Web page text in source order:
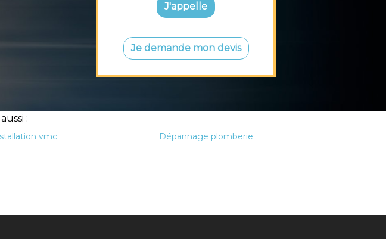
J'appelle
Je demande mon devis
:
vmc Dépannage plomberie